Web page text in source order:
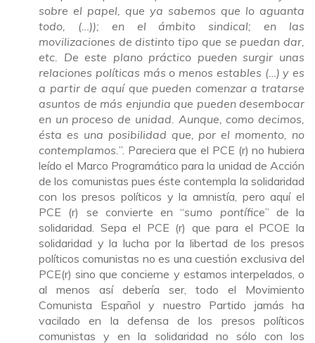
sobre el papel, que ya sabemos que lo aguanta
todo, (…)); en el ámbito sindical; en las
movilizaciones de distinto tipo que se puedan dar,
etc. De este plano práctico pueden surgir unas
relaciones políticas más o menos estables (…) y es
a partir de aquí que pueden comenzar a tratarse
asuntos de más enjundia que pueden desembocar
en un proceso de unidad. Aunque, como decimos,
ésta es una posibilidad que, por el momento, no
contemplamos.”. Pareciera que el PCE (r) no hubiera
leído el Marco Programático para la unidad de Acción
de los comunistas pues éste contempla la solidaridad
con los presos políticos y la amnistía, pero aquí el
PCE (r) se convierte en “sumo pontífice” de la
solidaridad. Sepa el PCE (r) que para el PCOE la
solidaridad y la lucha por la libertad de los presos
políticos comunistas no es una cuestión exclusiva del
PCE(r) sino que concierne y estamos interpelados, o
al menos así debería ser, todo el Movimiento
Comunista Español y nuestro Partido jamás ha
vacilado en la defensa de los presos políticos
comunistas y en la solidaridad no sólo con los